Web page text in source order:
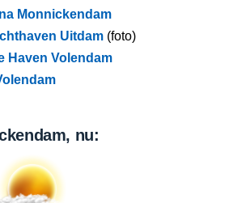
Monnickendam
Uitdam (foto)
Haven Volendam
nu: